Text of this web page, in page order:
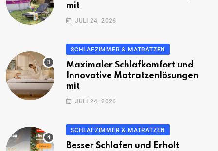
mit
JULI 24, 2026
SCHLAFZIMMER & MATRATZEN
Maximaler Schlafkomfort und
Innovative Matratzenlösungen
mit
JULI 24, 2026
SCHLAFZIMMER & MATRATZEN
Besser Schlafen und Erholt